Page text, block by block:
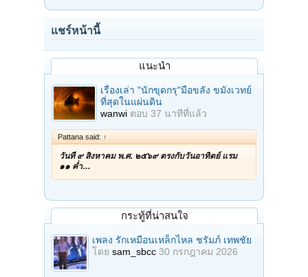
แชร์หน้านี้
แนะนำ
เรื่องเล่า "นักขุดกรุ"มือขลัง ขมังเวทย์
ที่สุดในแผ่นดิน
wanwi ตอบ 37 นาทีที่แล้ว
Pattana said: ↑
วันที่ ๙ สิงหาคม พ.ศ. ๒๕๖๙ ตรงกับวันอาทิตย์ แรม
๑๑ ค่ำ…
กระทู้ที่น่าสนใจ
เพลง รักเหมือนเหล็กไหล ชรัมภ์ เทพชัย
โดย sam_sbcc 30 กรกฎาคม 2026